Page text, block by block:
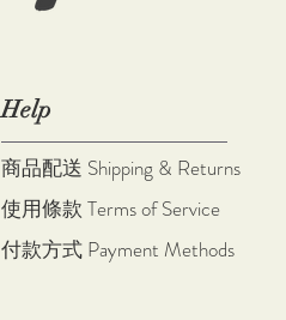
Help
商品配送 Shipping & Returns
使用條款 Terms of Service
付款方式 Payment Methods